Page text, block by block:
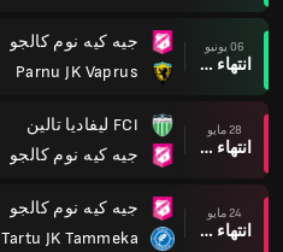
06 يونيو
انتهاء وقت المباراة
جيه كيه نوم كالجو
Parnu JK Vaprus
28 مايو
انتهاء وقت المباراة
FCI ليفاديا تالين
جيه كيه نوم كالجو
24 مايو
انتهاء وقت المباراة
جيه كيه نوم كالجو
Tartu JK Tammeka